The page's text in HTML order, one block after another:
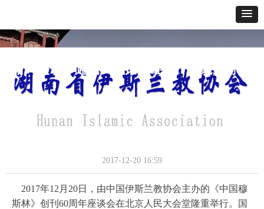
网站首页 通讯报道 政策法规 经典教义 寺貌风采
《中国穆斯林》创刊60周年座谈会在京举行
2017-12-20 16:59
2017年12月20日，由中国伊斯兰教协会主办的《中国穆
斯林》创刊60周年座谈会在北京人民大会堂隆重举行。国